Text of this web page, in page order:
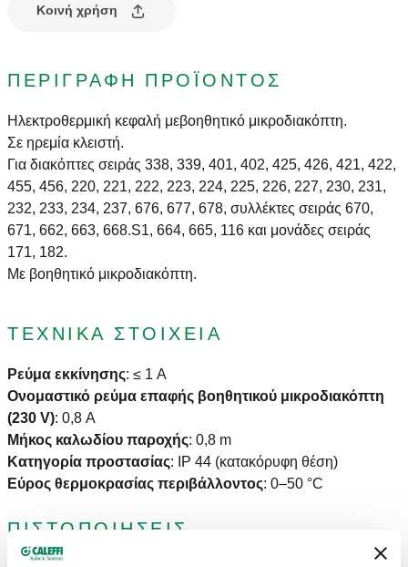
Κοινή χρήση
ΠΕΡΙΓΡΑΦΉ ΠΡΟΪΌΝΤΟΣ
Ηλεκτροθερμική κεφαλή μεβοηθητικό μικροδιακόπτη.
Σε ηρεμία κλειστή.
Για διακόπτες σειράς 338, 339, 401, 402, 425, 426, 421, 422,
455, 456, 220, 221, 222, 223, 224, 225, 226, 227, 230, 231,
232, 233, 234, 237, 676, 677, 678, συλλέκτες σειράς 670,
671, 662, 663, 668.S1, 664, 665, 116 και μονάδες σειράς
171, 182.
Με βοηθητικό μικροδιακόπτη.
ΤΕΧΝΙΚΆ ΣΤΟΙΧΕΊΑ
Ρεύμα εκκίνησης: ≤ 1 A
Ονομαστικό ρεύμα επαφής βοηθητικού μικροδιακόπτη
(230 V): 0,8 A
Μήκος καλωδίου παροχής: 0,8 m
Κατηγορία προστασίας:
IP 44 (κατακόρυφη θέση)
Εύρος θερμοκρασίας περιβάλλοντος: 0–50 °C
ΠΙΣΤΟΠΟΙΉΣΕΙΣ